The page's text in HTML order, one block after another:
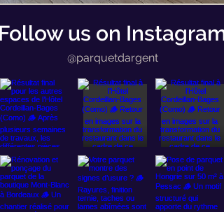
us on Instagram
@parquetdargent